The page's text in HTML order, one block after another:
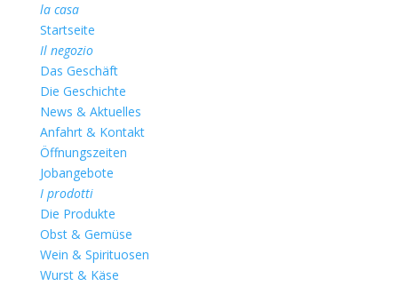
la casa
Startseite
Il negozio
Das Geschäft
Die Geschichte
News & Aktuelles
Anfahrt & Kontakt
Öffnungszeiten
Jobangebote
I prodotti
Die Produkte
Obst & Gemüse
Wein & Spirituosen
Wurst & Käse